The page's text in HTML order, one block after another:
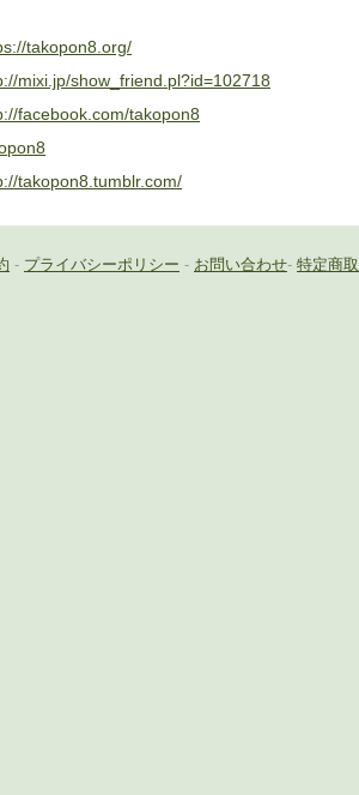
takopon8.org/
mixi.jp/show_friend.pl?id=102718
facebook.com/takopon8
takopon8.tumblr.com/
- プライバシーポリシー - お問い合わせ- 特定商